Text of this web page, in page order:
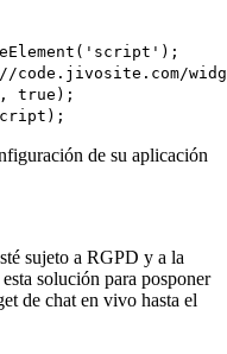
true);
de su aplicación
sujeto a RGPD y a la
solución para posponer
de chat en vivo hasta el